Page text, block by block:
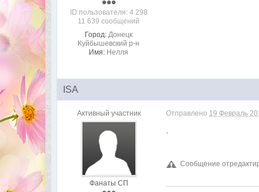
ID пользователя: 4 298
11 639 сообщений
Город: Донецк
Куйбышевский р-н
Имя: Нелля
ISA
Активный участник
Фанаты СП
Отправлено 19 Февраль
Сообщение